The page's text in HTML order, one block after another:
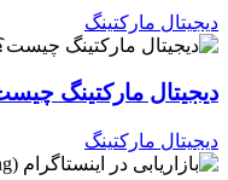
دیجیتال مارکتینگ
دیجیتال مارکتینگ
دیجیتال مارکتینگ